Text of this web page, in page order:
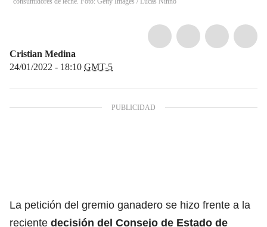
Cristian Medina
24/01/2022 - 18:10 GMT-5
La petición del gremio ganadero se hizo frente a la
reciente decisión del Consejo de Estado de